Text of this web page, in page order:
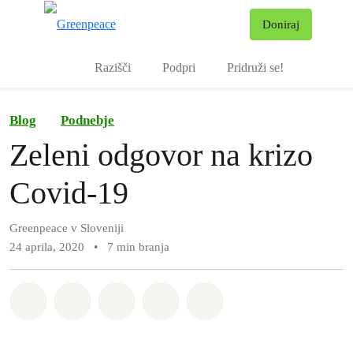
Doniraj
Razišči Podpri Pridruži se!
Blog Podnebje
Zeleni odgovor na krizo
Covid-19
Greenpeace v Sloveniji
24 aprila, 2020
• 7 min branja